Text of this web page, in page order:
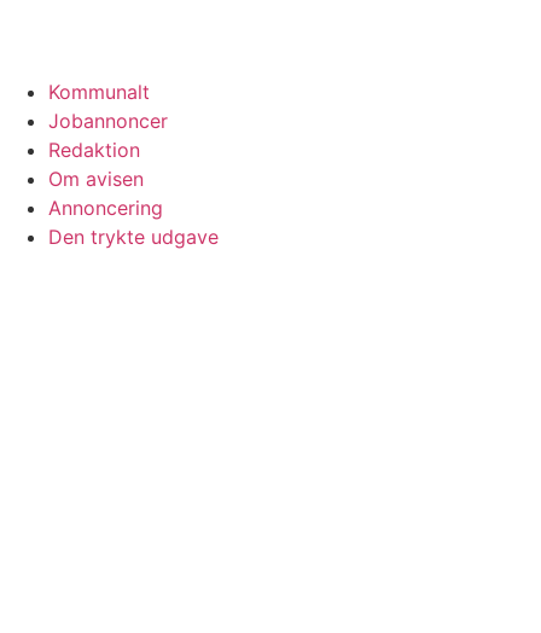
Kommunalt
Jobannoncer
Redaktion
Om avisen
Annoncering
Den trykte udgave